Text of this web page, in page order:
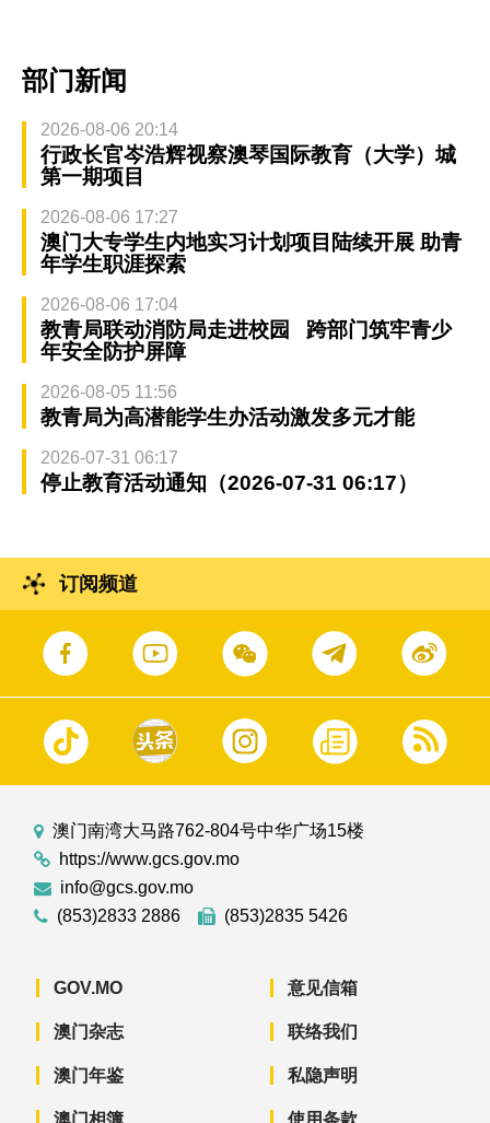
部门新闻
2026-08-06 20:14
行政长官岑浩辉视察澳琴国际教育（大学）城
第一期项目
2026-08-06 17:27
澳门大专学生内地实习计划项目陆续开展 助青
年学生职涯探索
2026-08-06 17:04
教青局联动消防局走进校园 跨部门筑牢青少
年安全防护屏障
2026-08-05 11:56
教青局为高潜能学生办活动激发多元才能
2026-07-31 06:17
停止教育活动通知（2026-07-31 06:17）
订阅频道
澳门南湾大马路762-804号中华广场15楼
https://www.gcs.gov.mo
info@gcs.gov.mo
(853)2833 2886
(853)2835 5426
GOV.MO
澳门杂志
澳门年鉴
意见信箱
联络我们
私隐声明